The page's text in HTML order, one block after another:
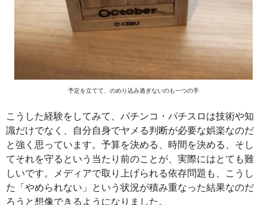
予定を立てて、のめり込み過ぎないのも一つの手
こうした経験をしてみて、パチンコ・パチスロは技術や知
識だけでなく、自分自身でヤメる判断が必要な娯楽なのだ
と強く思っています。予算を決める、時間を決める、そし
てそれを守るという当たり前のことが、実際にはとても難
しいです。メディアで取り上げられる依存問題も、こうし
た「やめられない」という状況が積み重なった結果なのだ
ろうと想像できるようになりました。